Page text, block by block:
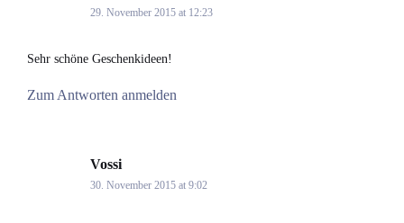
29. November 2015 at 12:23
Sehr schöne Geschenkideen!
Zum Antworten anmelden
Vossi
30. November 2015 at 9:02